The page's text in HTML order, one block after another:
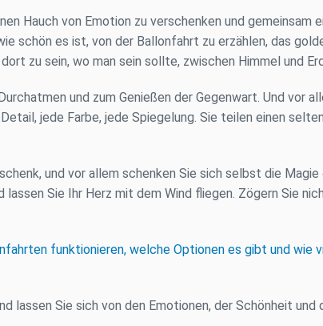
Hauch von Emotion zu verschenken und gemeinsam
schön es ist, von der Ballonfahrt zu erzählen, das
zu sein, wo man sein sollte, zwischen Himmel und
und zum Genießen der Gegenwart. Und vor
jede Farbe, jede Spiegelung. Sie teilen einen
und vor allem schenken Sie sich selbst die
lassen Sie Ihr Herz mit dem Wind fliegen. Zögern Sie
funktionieren, welche Optionen es gibt und wie
lassen Sie sich von den Emotionen, der Schönheit